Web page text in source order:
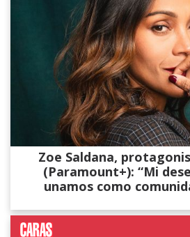
Zoe Saldana,
(Paramount+): “Mi
unamos como